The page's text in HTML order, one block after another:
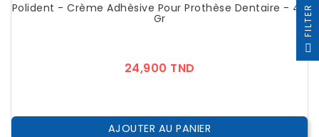
Polident - Crème Adhèsive Pour Prothèse Dentaire - 40
Gr
24,900 TND
AJOUTER AU PANIER
R